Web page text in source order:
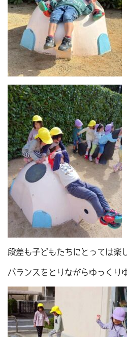
段差も子どもたちにとっては楽
バランスをとりながらゆっくり